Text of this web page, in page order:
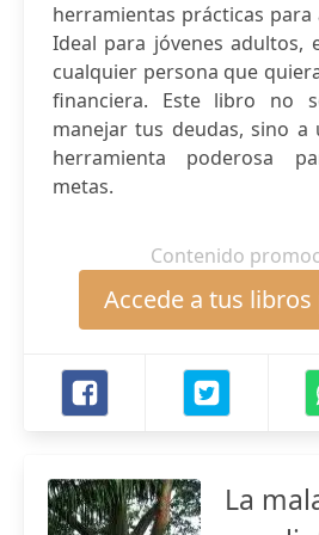
herramientas prácticas para
Ideal para jóvenes adultos,
cualquier persona que
financiera. Este libro no
manejar tus deudas, sino a
herramienta poderosa
metas.
Contenido
Accede a tus
La